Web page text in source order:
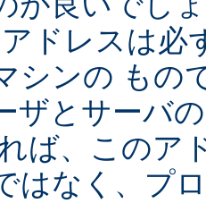
ドレスは必
シンの もの
ザとサーバ
ば、このア
はなく、プ